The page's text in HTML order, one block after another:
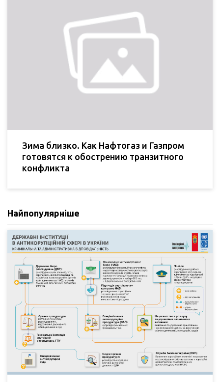
Зима близко. Как Нафтогаз и Газпром
готовятся к обострению транзитного
конфликта
Найпопулярніше